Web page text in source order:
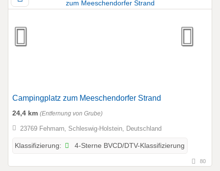
Campingplatz zum Meeschendorfer Strand
24,4 km (Entfernung von Grube)
23769 Fehmarn, Schleswig-Holstein, Deutschland
Klassifizierung: 4-Sterne BVCD/DTV-Klassifizierung
80